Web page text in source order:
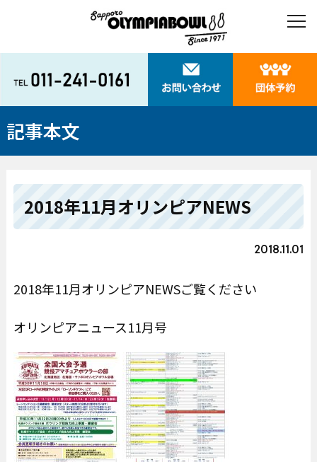
記事本文
2018年11月オリンピアNEWS
2018.11.01
2018年11月オリンピアNEWSご覧ください
オリンピアニュース11月号